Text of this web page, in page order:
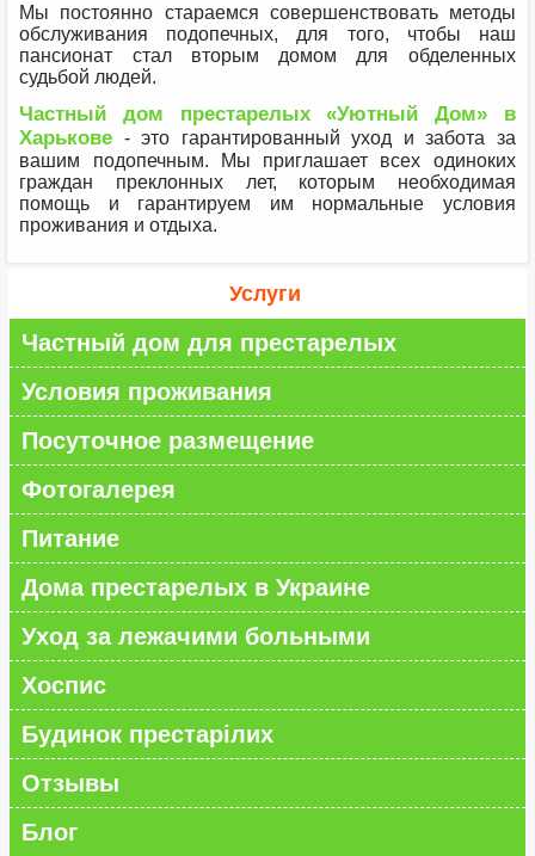
Мы постоянно стараемся совершенствовать методы
обслуживания подопечных, для того, чтобы наш
пансионат стал вторым домом для обделенных
судьбой людей.
Частный дом престарелых «Уютный Дом» в
Харькове - это гарантированный уход и забота за
вашим подопечным. Мы приглашает всех одиноких
граждан преклонных лет, которым необходимая
помощь и гарантируем им нормальные условия
проживания и отдыха.
Услуги
Частный дом для престарелых
Условия проживания
Посуточное размещение
Фотогалерея
Питание
Дома престарелых в Украине
Уход за лежачими больными
Хоспис
Будинок престарілих
Отзывы
Блог